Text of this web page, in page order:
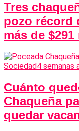
Tres
pozo récord
más de
Sociedad4 semanas
Cuánto
Chaqueña
quedar